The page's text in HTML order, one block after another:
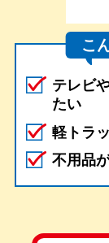
こ
テレビ
たい
軽トラ
不用品